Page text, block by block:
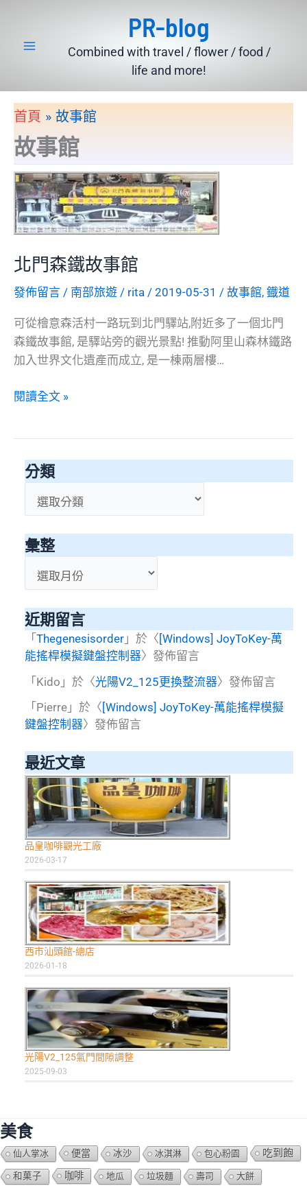
PR-blog
Combined with travel / flower / food /
life and more!
首頁 故事館
故事館
北門森鐵故事館
發佈留言 / 南部旅遊 / rita / 2019-05-31 / 故事館, 鐡道
可從檜意森活村一路玩到北門驛站,附近多了一個北門
森鐵故事館, 是驛站旁的觀光景點! 推動阿里山森林鐵路
加入世界文化遺產而成立, 是一棟兩層樓…
北
閱讀全文 »
分類
類
彙整
整
近期留言
「 Thegenesisorder 」於〈[Windows] JoyToKey-萬
能搖桿模擬鍵盤控制器〉發佈留言
「 Kido 」於〈光陽V2_125更換整流器〉發佈留言
「 Pierre 」於〈 [Windows] JoyToKey-萬能搖桿模擬
鍵盤控制器〉發佈留言
最近文章
品皇咖啡觀光工廠
2026-03-17
西市汕頭館-總店
2026-01-18
光陽V2_125氣門間隙調整
2025-09-03
美食
仙人掌冰 便當 冰沙 冰淇淋 包心粉園 吃到飽
和菓子 咖啡 地瓜 垃圾麵 壽司 大餅